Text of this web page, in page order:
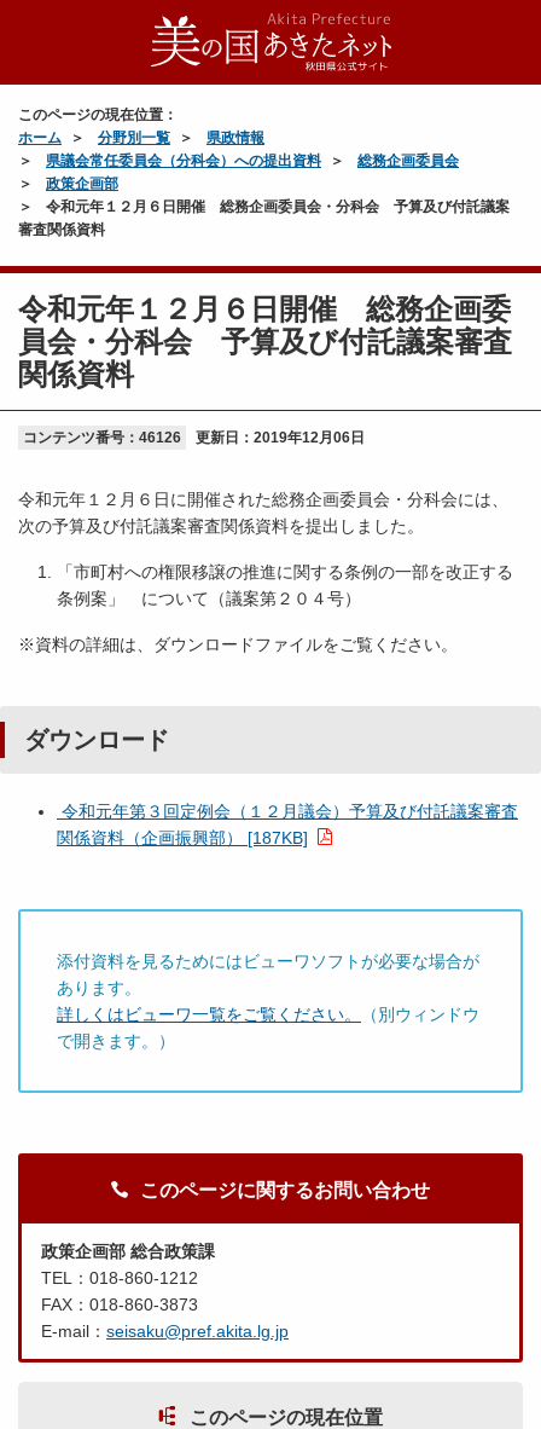
このページの現在位置：
ホーム
分野別一覧
県政情報
県議会常任委員会（分科会）への提出資料
総務企画委員会
政策企画部
令和元年１２月６日開催 総務企画委員会・分科会 予算及び付託議案
審査関係資料
令和元年１２月６日開催 総務企画委
員会・分科会 予算及び付託議案審査
関係資料
コンテンツ番号：46126 更新日： 2019年12月06日
令和元年１２月６日に開催された総務企画委員会・分科会には、
次の予算及び付託議案審査関係資料を提出しました。
「市町村への権限移譲の推進に関する条例の一部を改正する
条例案」 について（議案第２０４号）
※資料の詳細は、ダウンロードファイルをご覧ください。
ダウンロード
令和元年第３回定例会（１２月議会）予算及び付託議案審査
関係資料（企画振興部） [187KB]
添付資料を見るためにはビューワソフトが必要な場合が
あります。
詳しくはビューワ一覧をご覧ください。
（別ウィンドウ
で開きます。）
このページに関するお問い合わせ
政策企画部 総合政策課
TEL：018-860-1212
FAX：018-860-3873
E-mail： seisaku@pref.akita.lg.jp
このページの現在位置